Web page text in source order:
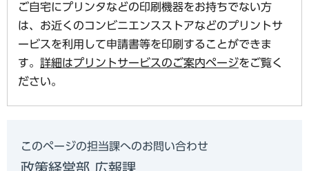
ご自宅にプリンタなどの印刷機器をお持ちでない方
は、お近くのコンビニエンスストアなどのプリントサ
ービスを利用して申請書等を印刷することができま
す。 詳細はプリントサービスのご案内ページをご覧く
ださい。
このページの担当課へのお問い合わせ
政策経営部 広報課